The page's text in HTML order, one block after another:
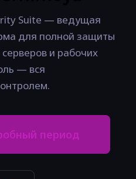
Suite — ведущая
для полной защиты
и рабочих
— вся
период